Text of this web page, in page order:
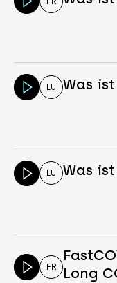
LU Was ist
LU Was
FR
Long